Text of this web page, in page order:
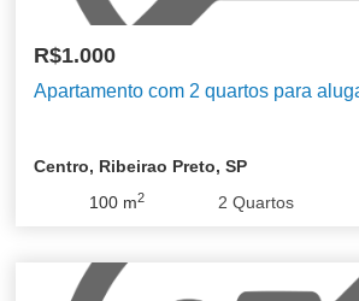
R$1.000
Apartamento com 2 quartos para
Centro, Ribeirao Preto, SP
100 m2 2 Quartos